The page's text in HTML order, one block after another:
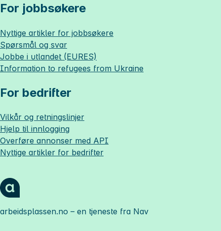
For jobbsøkere
Nyttige artikler for jobbsøkere
Spørsmål og svar
Jobbe i utlandet (EURES)
Information to refugees from Ukraine
For bedrifter
Vilkår og retningslinjer
Hjelp til innlogging
Overføre annonser med API
Nyttige artikler for bedrifter
arbeidsplassen.no – en tjeneste fra Nav